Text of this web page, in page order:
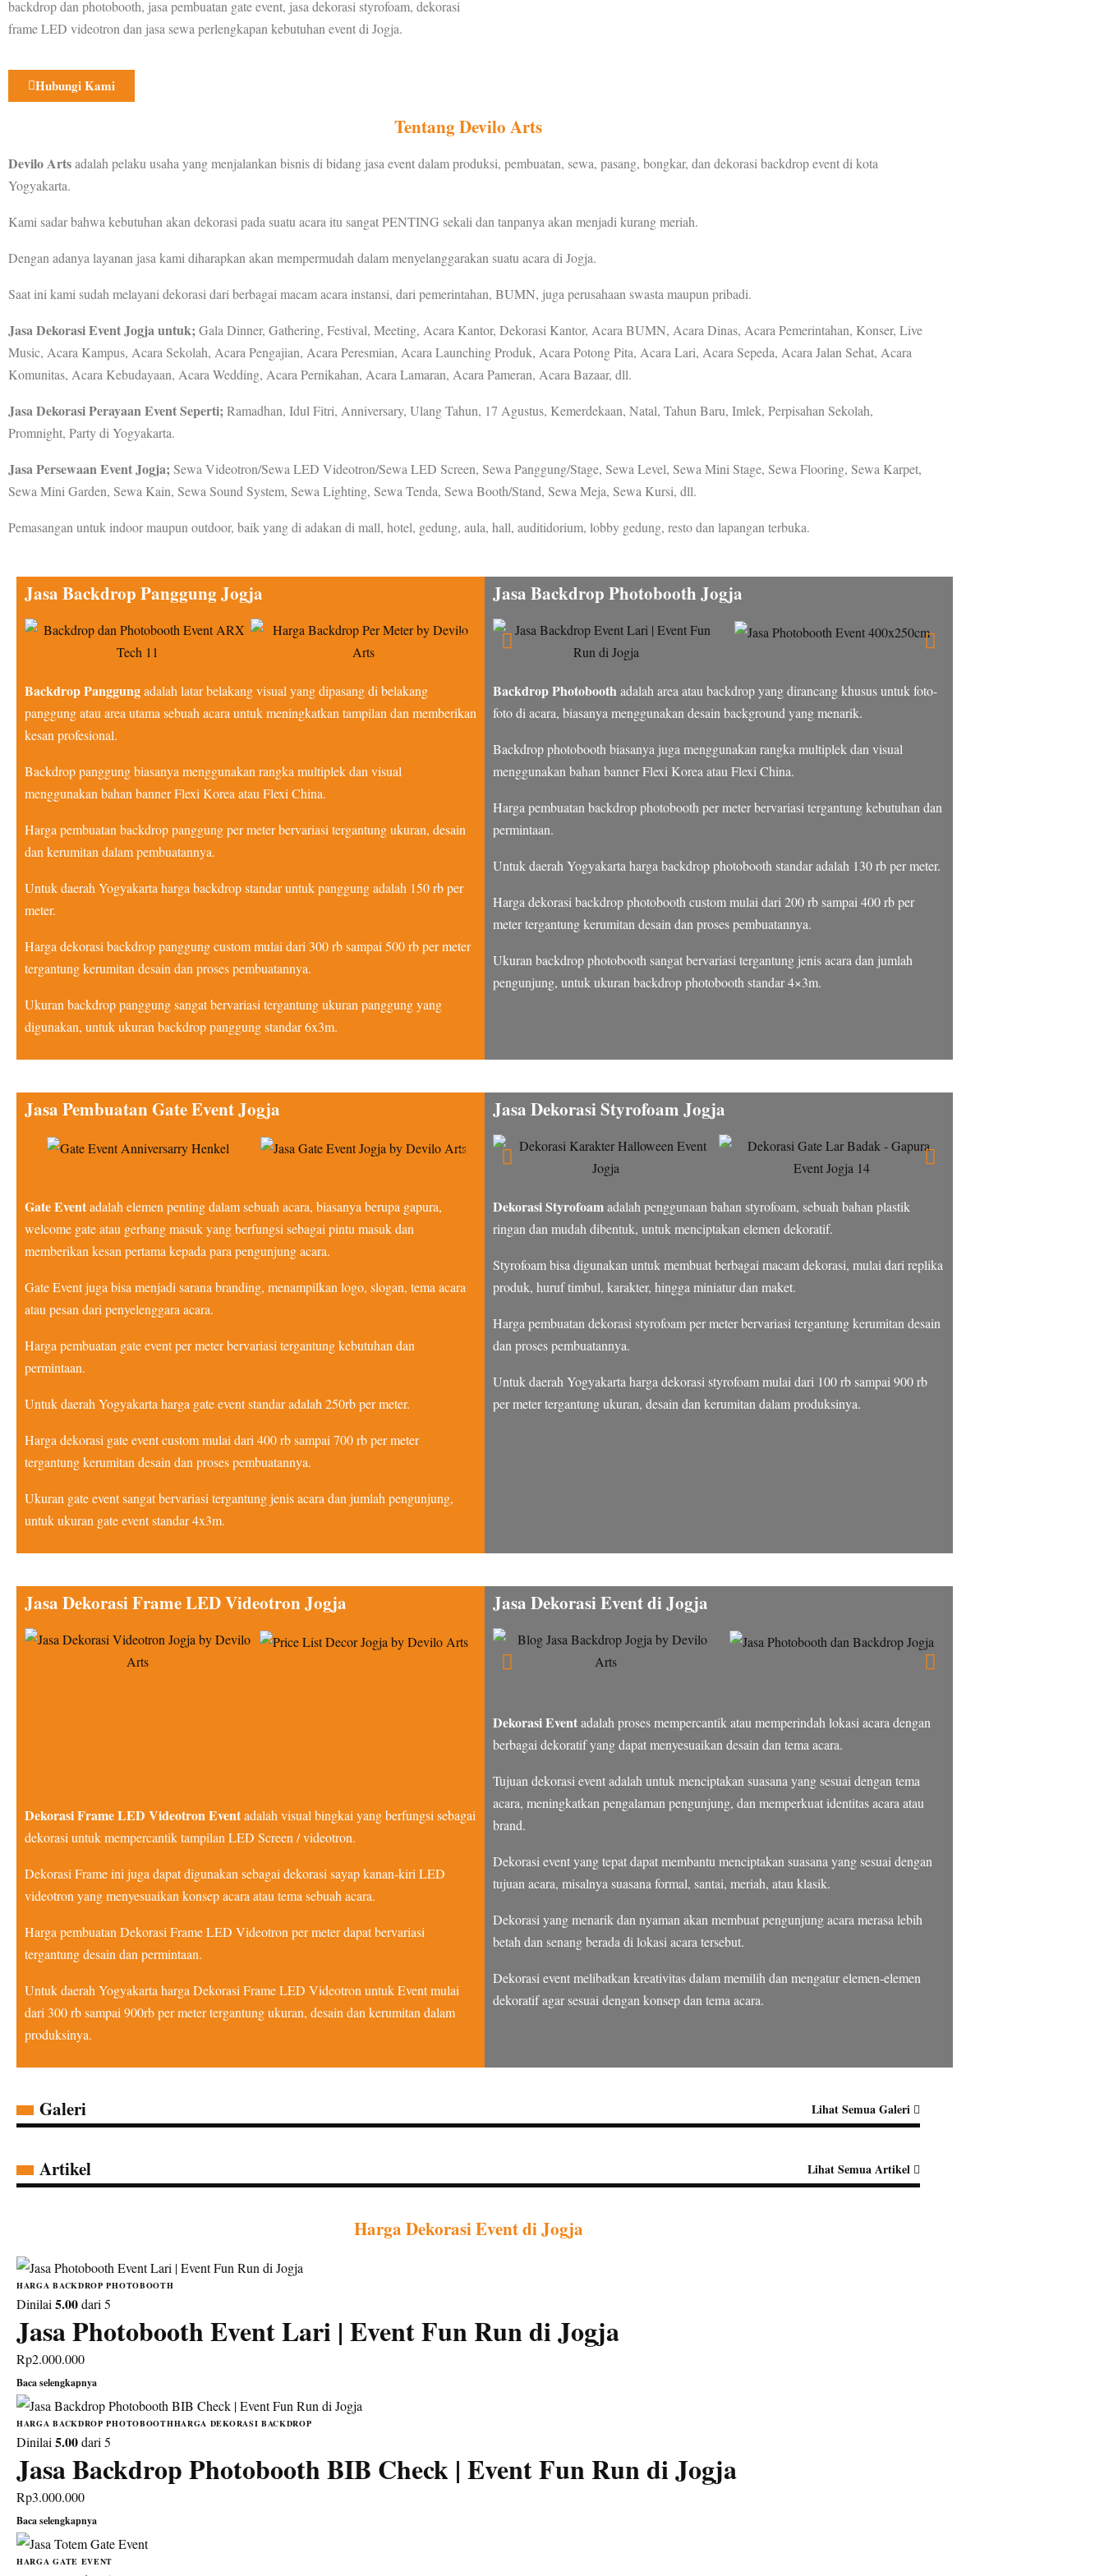
backdrop dan photobooth, jasa pembuatan gate event, jasa dekorasi styrofoam, dekorasi
frame LED videotron dan jasa sewa perlengkapan kebutuhan event di Jogja.
Hubungi Kami
Tentang Devilo Arts
Devilo Artsadalah pelaku usaha yang menjalankan bisnis di bidang jasa event dalam produksi, pembuatan, sewa, pasang, bongkar, dan dekorasi backdrop event di kota
Yogyakarta.
Kami sadar bahwa kebutuhan akan dekorasi pada suatu acara itu sangat PENTING sekali dan tanpanya akan menjadi kurang meriah.
Dengan adanya layanan jasa kami diharapkan akan mempermudah dalam menyelanggarakan suatu acara di Jogja.
Saat ini kami sudah melayani dekorasi dari berbagai macam acara instansi, dari pemerintahan, BUMN, juga perusahaan swasta maupun pribadi.
Jasa Dekorasi Event Jogja untuk;Gala Dinner, Gathering, Festival, Meeting, Acara Kantor, Dekorasi Kantor, Acara BUMN, Acara Dinas, Acara Pemerintahan, Konser, Live
Music, Acara Kampus, Acara Sekolah, Acara Pengajian, Acara Peresmian, Acara Launching Produk, Acara Potong Pita, Acara Lari, Acara Sepeda, Acara Jalan Sehat, Acara
Komunitas, Acara Kebudayaan, Acara Wedding, Acara Pernikahan, Acara Lamaran, Acara Pameran, Acara Bazaar, dll.
Jasa Dekorasi Perayaan Event Seperti;Ramadhan, Idul Fitri, Anniversary, Ulang Tahun, 17 Agustus, Kemerdekaan, Natal, Tahun Baru, Imlek, Perpisahan Sekolah,
Promnight, Party di Yogyakarta.
Jasa Persewaan Event Jogja;Sewa Videotron/Sewa LED Videotron/Sewa LED Screen, Sewa Panggung/Stage, Sewa Level, Sewa Mini Stage, Sewa Flooring, Sewa Karpet,
Sewa Mini Garden, Sewa Kain, Sewa Sound System, Sewa Lighting, Sewa Tenda, Sewa Booth/Stand, Sewa Meja, Sewa Kursi, dll.
Pemasangan untuk indoor maupun outdoor, baik yang di adakan di mall, hotel, gedung, aula, hall, auditidorium, lobby gedung, resto dan lapangan terbuka.
Jasa Backdrop Panggung Jogja
Backdrop Panggungadalah latar belakang visual yang dipasang di belakang
panggung atau area utama sebuah acara untuk meningkatkan tampilan dan memberikan
kesan profesional.
Backdrop panggung biasanya menggunakan rangka multiplek dan visual
menggunakan bahan banner Flexi Korea atau Flexi China.
Harga pembuatan backdrop panggung per meter bervariasi tergantung ukuran, desain
dan kerumitan dalam pembuatannya.
Untuk daerah Yogyakarta harga backdrop standar untuk panggung adalah 150 rb per
meter.
Harga dekorasi backdrop panggung custom mulai dari 300 rb sampai 500 rb per meter
tergantung kerumitan desain dan proses pembuatannya.
Ukuran backdrop panggung sangat bervariasi tergantung ukuran panggung yang
digunakan, untuk ukuran backdrop panggung standar 6x3m.
Jasa Backdrop Photobooth Jogja
Backdrop Photoboothadalah area atau backdrop yang dirancang khusus untuk foto-
foto di acara, biasanya menggunakan desain background yang menarik.
Backdrop photobooth biasanya juga menggunakan rangka multiplek dan visual
menggunakan bahan banner Flexi Korea atau Flexi China.
Harga pembuatan backdrop photobooth per meter bervariasi tergantung kebutuhan dan
permintaan.
Untuk daerah Yogyakarta harga backdrop photobooth standar adalah 130 rb per meter.
Harga dekorasi backdrop photobooth custom mulai dari 200 rb sampai 400 rb per
meter tergantung kerumitan desain dan proses pembuatannya.
Ukuran backdrop photobooth sangat bervariasi tergantung jenis acara dan jumlah
pengunjung, untuk ukuran backdrop photobooth standar 4×3m.
Jasa Pembuatan Gate Event Jogja
Gate Eventadalah elemen penting dalam sebuah acara, biasanya berupa gapura,
welcome gate atau gerbang masuk yang berfungsi sebagai pintu masuk dan
memberikan kesan pertama kepada para pengunjung acara.
Gate Event juga bisa menjadi sarana branding, menampilkan logo, slogan, tema acara
atau pesan dari penyelenggara acara.
Harga pembuatan gate event per meter bervariasi tergantung kebutuhan dan
permintaan.
Untuk daerah Yogyakarta harga gate event standar adalah 250rb per meter.
Harga dekorasi gate event custom mulai dari 400 rb sampai 700 rb per meter
tergantung kerumitan desain dan proses pembuatannya.
Ukuran gate event sangat bervariasi tergantung jenis acara dan jumlah pengunjung,
untuk ukuran gate event standar 4x3m.
Jasa Dekorasi Styrofoam Jogja
Dekorasi Styrofoamadalah penggunaan bahan styrofoam, sebuah bahan plastik
ringan dan mudah dibentuk, untuk menciptakan elemen dekoratif.
Styrofoam bisa digunakan untuk membuat berbagai macam dekorasi, mulai dari replika
produk, huruf timbul, karakter, hingga miniatur dan maket.
Harga pembuatan dekorasi styrofoam per meter bervariasi tergantung kerumitan desain
dan proses pembuatannya.
Untuk daerah Yogyakarta harga dekorasi styrofoam mulai dari 100 rb sampai 900 rb
per meter tergantung ukuran, desain dan kerumitan dalam produksinya.
Jasa Dekorasi Frame LED Videotron Jogja
Dekorasi Frame LED Videotron Eventadalah visual bingkai yang berfungsi sebagai
dekorasi untuk mempercantik tampilan LED Screen / videotron.
Dekorasi Frame ini juga dapat digunakan sebagai dekorasi sayap kanan-kiri LED
videotron yang menyesuaikan konsep acara atau tema sebuah acara.
Harga pembuatan Dekorasi Frame LED Videotron per meter dapat bervariasi
tergantung desain dan permintaan.
Untuk daerah Yogyakarta harga Dekorasi Frame LED Videotron untuk Event mulai
dari 300 rb sampai 900rb per meter tergantung ukuran, desain dan kerumitan dalam
produksinya.
Jasa Dekorasi Event di Jogja
Dekorasi Eventadalah proses mempercantik atau memperindah lokasi acara dengan
berbagai dekoratif yang dapat menyesuaikan desain dan tema acara.
Tujuan dekorasi event adalah untuk menciptakan suasana yang sesuai dengan tema
acara, meningkatkan pengalaman pengunjung, dan memperkuat identitas acara atau
brand.
Dekorasi event yang tepat dapat membantu menciptakan suasana yang sesuai dengan
tujuan acara, misalnya suasana formal, santai, meriah, atau klasik.
Dekorasi yang menarik dan nyaman akan membuat pengunjung acara merasa lebih
betah dan senang berada di lokasi acara tersebut.
Dekorasi event melibatkan kreativitas dalam memilih dan mengatur elemen-elemen
dekoratif agar sesuai dengan konsep dan tema acara.
Galeri Lihat Semua Galeri
Artikel Lihat Semua Artikel
Harga Dekorasi Event di Jogja
HARGA BACKDROP PHOTOBOOTH
Dinilai5.00dari 5
Jasa Photobooth Event Lari | Event Fun Run di Jogja
Rp2.000.000
Baca selengkapnya
HARGA BACKDROP PHOTOBOOTHHARGA DEKORASI BACKDROP
Dinilai5.00dari 5
Jasa Backdrop Photobooth BIB Check | Event Fun Run di Jogja
Rp3.000.000
Baca selengkapnya
HARGA GATE EVENT